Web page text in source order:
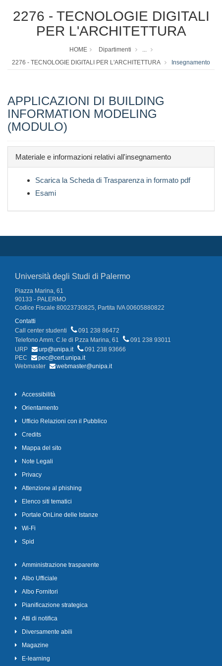
2276 - TECNOLOGIE DIGITALI
PER L'ARCHITETTURA
HOME Dipartimenti
...
2276 - TECNOLOGIE DIGITALI PER L'ARCHITETTURA
Insegnamento
APPLICAZIONI DI BUILDING
INFORMATION MODELING
(MODULO)
Materiale e informazioni relativi all'insegnamento
Scarica la Scheda di Trasparenza in formato pdf
Esami
Università degli Studi di Palermo
Piazza Marina, 61
90133 - PALERMO
Codice Fiscale 80023730825, Partita IVA 00605880822
Contatti
Call center studenti
091 238 86472
Telefono Amm. C.le di P.zza Marina, 61
091 238 93011
URP
urp@unipa.it
091 238 93666
PEC
pec@cert.unipa.it
Webmaster
webmaster@unipa.it
Accessibilità
Orientamento
Ufficio Relazioni con il Pubblico
Credits
Mappa del sito
Note Legali
Privacy
Attenzione al phishing
Elenco siti tematici
Portale OnLine delle Istanze
Wi-Fi
Spid
Amministrazione trasparente
Albo Ufficiale
Albo Fornitori
Pianificazione strategica
Atti di notifica
Diversamente abili
Magazine
E-learning